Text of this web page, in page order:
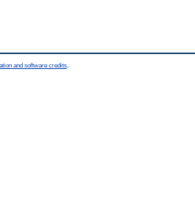
and software credits